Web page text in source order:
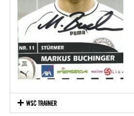
WSC Trainer